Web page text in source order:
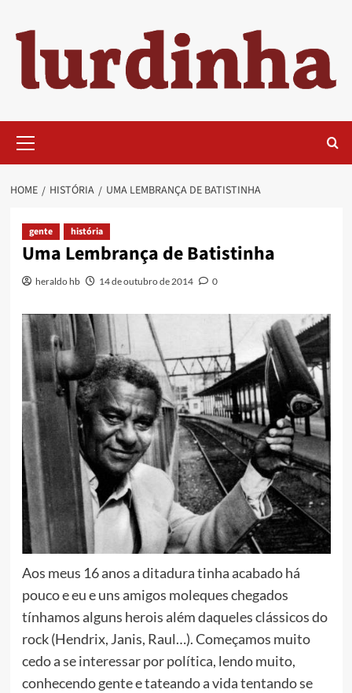
content
Menu
HOME HISTÓRIA UMA LEMBRANÇA DE BATISTINHA
gente história
Uma Lembrança de Batistinha
heraldo hb 14 de outubro de 2014 0
Aos meus 16 anos a ditadura tinha acabado há
pouco e eu e uns amigos moleques chegados
tínhamos alguns herois além daqueles clássicos do
rock (Hendrix, Janis, Raul…). Começamos muito
cedo a se interessar por política, lendo muito,
conhecendo gente e tateando a vida tentando se